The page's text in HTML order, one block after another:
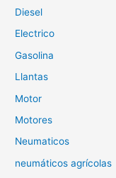
Diesel
Electrico
Gasolina
Llantas
Motor
Motores
Neumaticos
neumáticos agrícolas